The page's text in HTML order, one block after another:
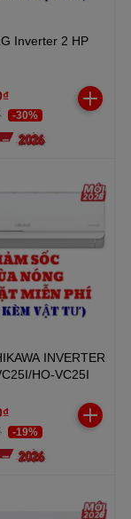
Inverter 2 HP
-30%
INVERTER
HO-VC25I
-19%